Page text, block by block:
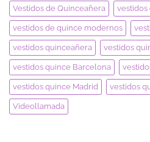
Vestidos de Quinceañera vestidos
vestidos de quince modernos
vestidos quinceañera vestidos
vestidos quince Barcelona
vestidos quince Madrid vestidos
Videollamada